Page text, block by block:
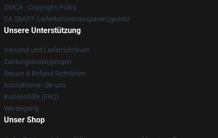
DMCA - Copyright Policy
CA SB657: Lieferkettentransparenzgesetz
Unsere Unterstützung
Versand und Lieferrichtlinien
Zahlungsbedingungen
Return & Refund Richtlinien
Kontaktieren Sie uns
Kundenhilfe (FAQ)
Werdegang
Unser Shop